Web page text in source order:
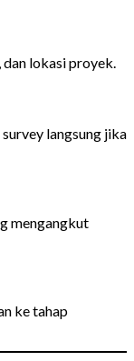
dan lokasi proyek.
langsung jika
mengangkut
ke tahap